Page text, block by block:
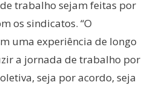
trabalho sejam feitas por
os sindicatos. “O
uma experiência de longo
a jornada de trabalho por
seja por acordo, seja